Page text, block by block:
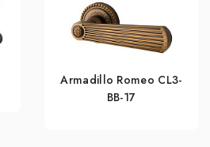
Armadillo Romeo CL3-
BB-17